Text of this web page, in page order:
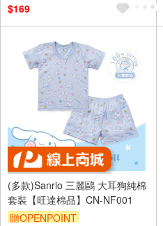
$169
(多款)Sanrio 三麗鷗 大耳狗純棉
套裝【旺達棉品】CN-NF001
贈OPENPOINT